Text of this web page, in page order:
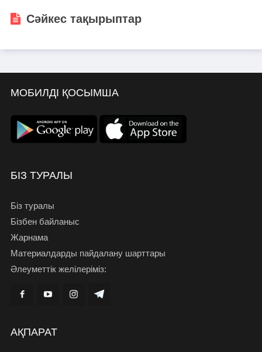
Сәйкес тақырыптар
МОБИЛДІ ҚОСЫМША
БІЗ ТУРАЛЫ
Біз туралы
Бізбен байланыс
Жарнама
Материалдарды пайдалану шарттары
Әлеуметтік желілеріміз:
АҚПАРАТ